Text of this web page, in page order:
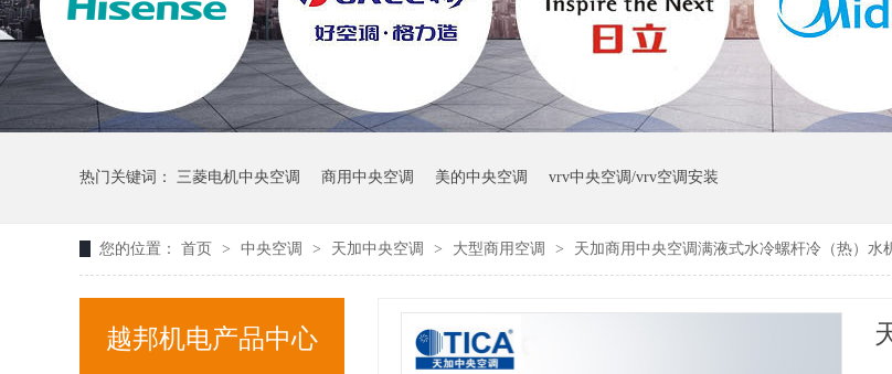
热门关键词： 三菱电机中央空调 商用中央空调 美的中央空调 vrv中央空调/vrv空调安装
您的位置： 首页 > 中央空调 > 天加中央空调 > 大型商用空调 > 天加商用中央空调满液式水冷螺杆冷（热）水
越邦机电产品中心